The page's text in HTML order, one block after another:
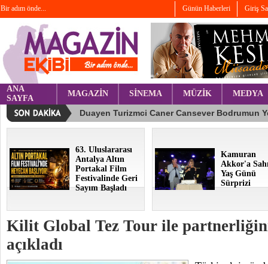
Bir adım önde... Günün Haberleri Giriş
ANA
SAYFA
MAGAZİN SİNEMA MÜZİK MEDYA
63. Uluslararası
Antalya Altın
Portakal Film
Festivalinde Geri
Sayım Başladı
Kamuran
Akkor'a
Yaş Günü
Sürprizi
Kilit Global Tez Tour ile
açıkladı